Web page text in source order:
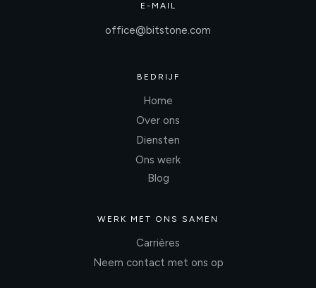
E-MAIL
office@bitstone.com
BEDRIJF
Home
Over ons
Diensten
Ons werk
Blog
WERK MET ONS SAMEN
Carrières
Neem contact met ons op